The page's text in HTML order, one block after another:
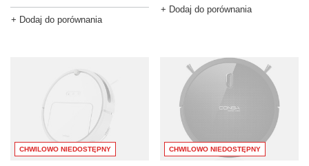
+ Dodaj do porównania
+ Dodaj do porównania
CHWILOWO NIEDOSTĘPNY CHWILOWO NIEDOSTĘPNY